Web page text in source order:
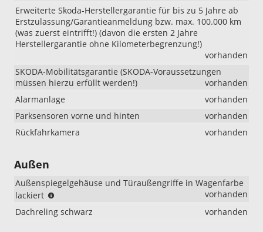
Erweiterte Skoda-Herstellergarantie für bis zu 5 Jahre ab
Erstzulassung/Garantieanmeldung bzw. max. 100.000 km
(was zuerst eintrifft!) (davon die ersten 2 Jahre
Herstellergarantie ohne Kilometerbegrenzung!)
vorhanden
SKODA-Mobilitätsgarantie (SKODA-Voraussetzungen
müssen hierzu erfüllt werden!)
vorhanden
Alarmanlage
vorhanden
Parksensoren vorne und hinten
vorhanden
Rückfahrkamera
vorhanden
Außen
Außenspiegelgehäuse und Türaußengriffe in Wagenfarbe
lackiert
ist
vorhanden
Dachreling schwarz
vorhanden